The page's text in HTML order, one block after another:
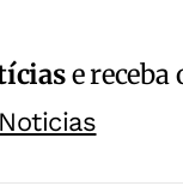
e receba